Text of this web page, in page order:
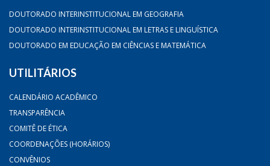
DOUTORADO INTERINSTITUCIONAL EM GEOGRAFIA
DOUTORADO INTERINSTITUCIONAL EM LETRAS E LINGUÍSTICA
DOUTORADO EM EDUCAÇÃO EM CIÊNCIAS E MATEMÁTICA
UTILITÁRIOS
CALENDÁRIO ACADÊMICO
TRANSPARÊNCIA
COMITÊ DE ÉTICA
COORDENAÇÕES (HORÁRIOS)
CONVÊNIOS